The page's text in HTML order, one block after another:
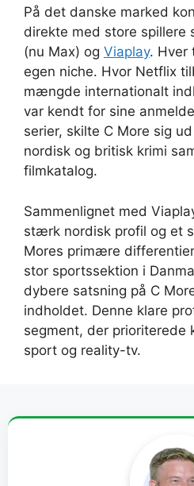
På det danske marked
direkte med store spillere
(nu Max) og Viaplay. Hver
egen niche. Hvor Netflix
mængde internationalt
var kendt for sine
serier, skilte C More sig
nordisk og britisk krimi
filmkatalog.
Sammenlignet med
stærk nordisk profil og et
Mores primære
stor sportssektion i
dybere satsning på C
indholdet. Denne klare
segment, der prioriterede
sport og reality-tv.